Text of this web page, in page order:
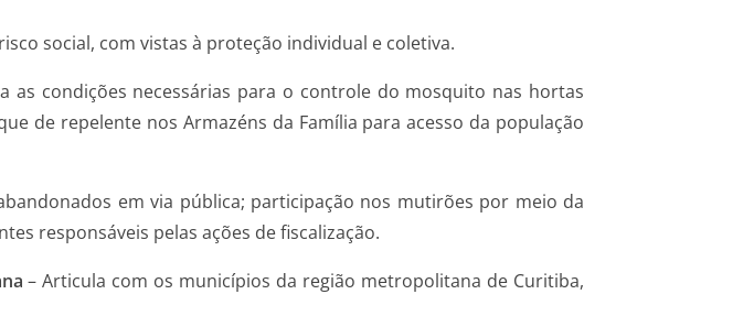
social, com vistas à proteção individual e coletiva.
as condições necessárias para o controle do mosquito nas hortas
de repelente nos Armazéns da Família para acesso da população
em via pública; participação nos mutirões por meio da
responsáveis pelas ações de fiscalização.
– Articula com os municípios da região metropolitana de Curitiba,